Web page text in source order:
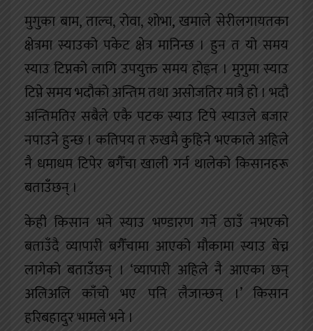
मुगुका बाम, ताल्च, रोवा, शोभा, खमाले सेरीलगायतका
क्षेत्रमा स्याउको पकेट क्षेत्र मानिन्छ । हुन त यो समय
स्याउ टिप्नको लागि उपयुक्त समय होइन । मुगुमा स्याउ
टिप्ने समय भदौको अन्तिम तथा असोजतिर मात्रै हो । भदौ
अन्तिमतिर सबैले एकै पटक स्याउ टिपे स्याउले बजार
नपाउने हुन्छ । कतिपय त रुखमै कुहिने भएकाले अहिले
नै धमाधम टिपेर बगैँचा खाली गर्न थालेको किसानहरू
बताउँछन् ।
केही किसान भने स्याउ भण्डारण गर्ने ठाउँ नभएको
बताउँदै व्यापारी बगैँचामा आएको मौकामा स्याउ बेच्न
लागेको बताउँछन् । ‘व्यापारी अहिले नै आएका छन्
अलिअलि काँचो भए पनि लैजान्छन् ।’ किसान
हरिबहादुर भामले भने ।